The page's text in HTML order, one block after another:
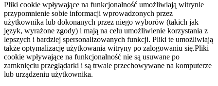
Pliki cookie wpływające na funkcjonalność umożliwiają witrynie
przypomnienie sobie informacji wprowadzonych przez
użytkownika lub dokonanych przez niego wyborów (takich jak
język, wyrażone zgody) i mają na celu umożliwienie korzystania z
lepszych i bardziej spersonalizowanych funkcji. Pliki te umożliwiają
także optymalizację użytkowania witryny po zalogowaniu się.Pliki
cookie wpływające na funkcjonalność nie są usuwane po
zamknięciu przeglądarki i są trwale przechowywane na komputerze
lub urządzeniu użytkownika.